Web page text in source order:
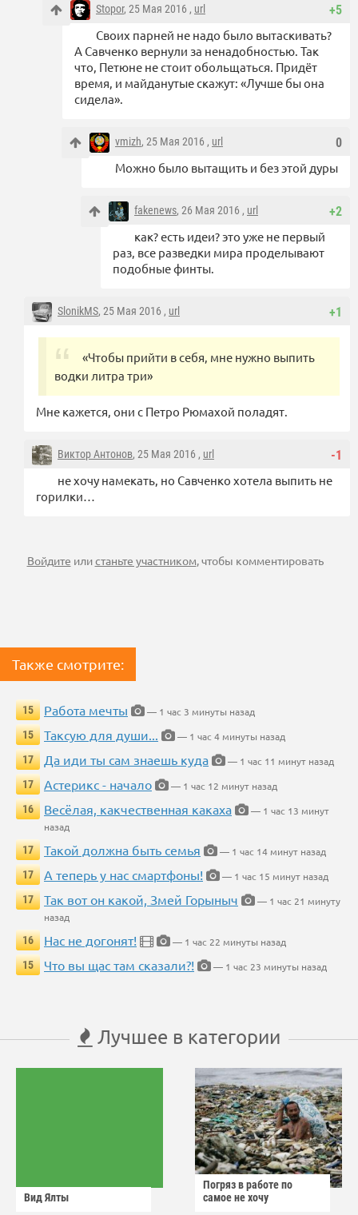
+5
Stopor, 25 Мая 2016 , url
Своих парней не надо было вытаскивать?
А Савченко вернули за ненадобностью. Так
что, Петюне не стоит обольщаться. Придёт
время, и майданутые скажут: «Лучше бы она
сидела».
0
vmizh, 25 Мая 2016 , url
Можно было вытащить и без этой дуры
+2
fakenews, 26 Мая 2016 , url
как? есть идеи? это уже не первый
раз, все разведки мира проделывают
подобные финты.
+1
SlonikMS, 25 Мая 2016 , url
«Чтобы прийти в себя, мне нужно выпить
водки литра три»
Мне кажется, они с Петро Рюмахой поладят.
-1
Виктор Антонов, 25 Мая 2016 , url
не хочу намекать, но Савченко хотела выпить не
горилки…
Войдите илистаньте участником, чтобы комментировать
Также смотрите:
15 Работа мечты
— 1 час 3 минуты назад
15
Таксую для души...
— 1 час 4 минуты назад
17
Да иди ты сам знаешь куда
— 1 час 11 минут назад
17
Астерикс - начало
— 1 час 12 минут назад
16
Весёлая, какчественная какаха
— 1 час 13 минут
назад
17
Такой должна быть семья
— 1 час 14 минут назад
17
А теперь у нас смартфоны!
— 1 час 15 минут назад
17
Так вот он какой, Змей Горыныч
— 1 час 21 минуту
назад
16
Нас не догонят!
— 1 час 22 минуты назад
15
Что вы щас там сказали?! — 1 час 23 минуты назад
Лучшее в категории
Вид Ялты
Погряз в работе по
самое не хочу